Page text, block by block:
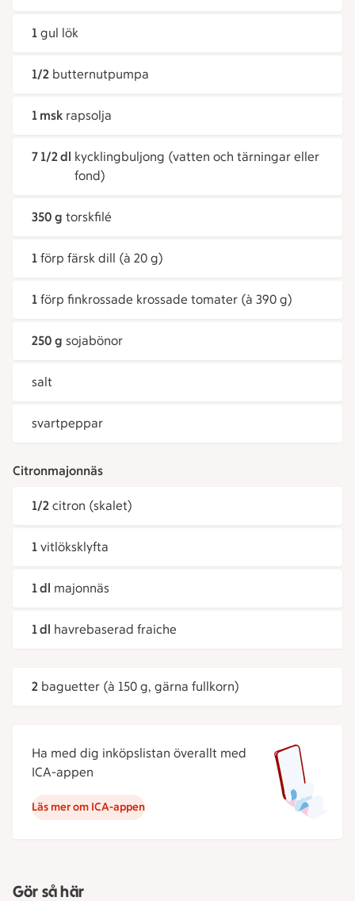
1 gul lök
1/2 butternutpumpa
1 msk rapsolja
7 1/2 dl kycklingbuljong (vatten och tärningar eller
fond)
350 g torskfilé
1 förp färsk dill (à 20 g)
1 förp finkrossade krossade tomater (à 390 g)
250 g sojabönor
salt
svartpeppar
Citronmajonnäs
1/2 citron (skalet)
1 vitlöksklyfta
1 dl majonnäs
1 dl havrebaserad fraiche
2 baguetter (à 150 g, gärna fullkorn)
Ha med dig inköpslistan överallt med
ICA-appen
Läs mer om ICA-appen
Gör så här